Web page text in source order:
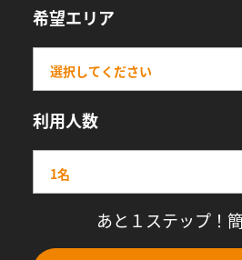
希望エリア
利用人数
あと１ステップ！